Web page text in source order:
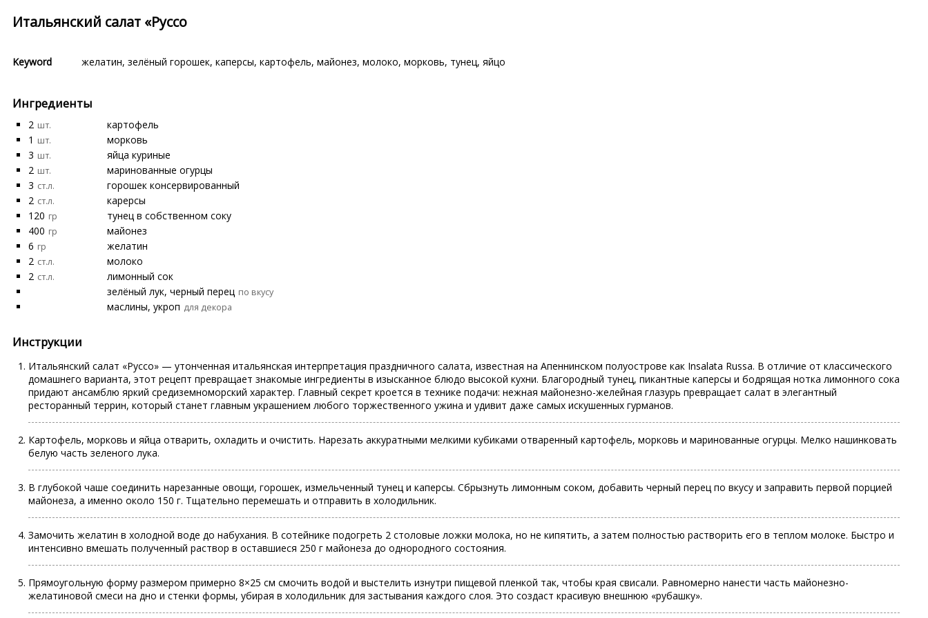
Итальянский салат «Руссо
Keyword желатин, зелёный горошек, каперсы, картофель, майонез, молоко, морковь, тунец, яйцо
Ингредиенты
2 шт.
картофель
1 шт.
морковь
3 шт.
яйца куриные
2 шт.
маринованные огурцы
3 ст.л.
горошек консервированный
2 ст.л.
карерсы
120 гр
тунец в собственном соку
400 гр
майонез
6 гр
желатин
2 ст.л.
молоко
2 ст.л.
лимонный сок
зелёный лук, черный перец по вкусу
маслины, укроп для декора
Инструкции
Итальянский салат «Руссо» — утонченная итальянская интерпретация праздничного салата, известная на Апеннинском полуострове как Insalata Russa. В отличие от классического
домашнего варианта, этот рецепт превращает знакомые ингредиенты в изысканное блюдо высокой кухни. Благородный тунец, пикантные каперсы и бодрящая нотка лимонного сока
придают ансамблю яркий средиземноморский характер. Главный секрет кроется в технике подачи: нежная майонезно-желейная глазурь превращает салат в элегантный
ресторанный террин, который станет главным украшением любого торжественного ужина и удивит даже самых искушенных гурманов.
Картофель, морковь и яйца отварить, охладить и очистить. Нарезать аккуратными мелкими кубиками отваренный картофель, морковь и маринованные огурцы. Мелко нашинковать
белую часть зеленого лука.
В глубокой чаше соединить нарезанные овощи, горошек, измельченный тунец и каперсы. Сбрызнуть лимонным соком, добавить черный перец по вкусу и заправить первой порцией
майонеза, а именно около 150 г. Тщательно перемешать и отправить в холодильник.
Замочить желатин в холодной воде до набухания. В сотейнике подогреть 2 столовые ложки молока, но не кипятить, а затем полностью растворить его в теплом молоке. Быстро и
интенсивно вмешать полученный раствор в оставшиеся 250 г майонеза до однородного состояния.
Прямоугольную форму размером примерно 8×25 см смочить водой и выстелить изнутри пищевой пленкой так, чтобы края свисали. Равномерно нанести часть майонезно-
желатиновой смеси на дно и стенки формы, убирая в холодильник для застывания каждого слоя. Это создаст красивую внешнюю «рубашку».